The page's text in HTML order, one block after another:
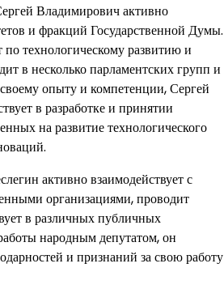
Владимирович активно
и фракций Государственной Думы.
по технологическому развитию и
в несколько парламентских групп и
опыту и компетенции, Сергей
в разработке и принятии
на развитие технологического
активно взаимодействует с
организациями, проводит
в различных публичных
народным депутатом, он
и признаний за свою работу